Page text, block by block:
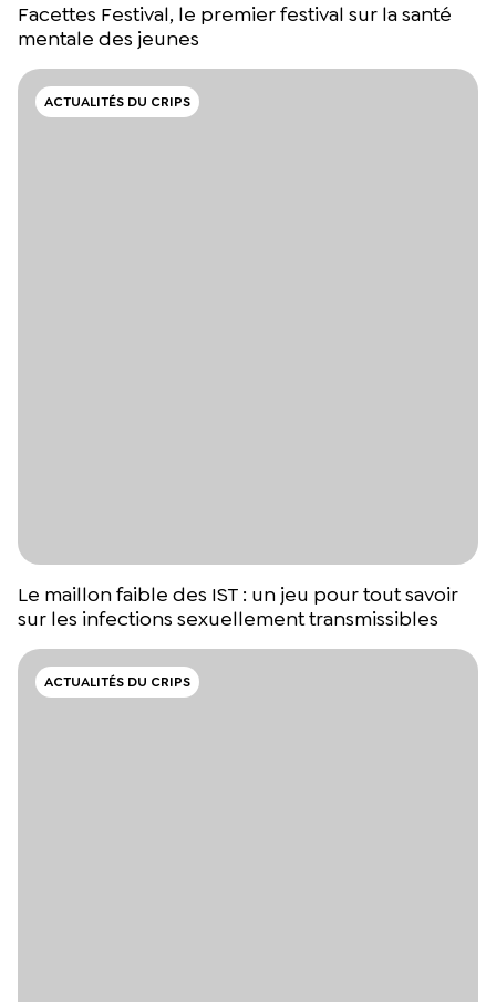
Facettes Festival, le premier festival sur la santé
mentale des jeunes
ACTUALITÉS DU CRIPS
Le maillon faible des IST : un jeu pour tout savoir
sur les infections sexuellement transmissibles
ACTUALITÉS DU CRIPS